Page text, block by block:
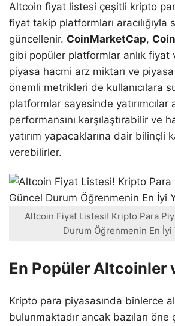
Altcoin fiyat listesi çeşitli kripto
fiyat takip platformları aracılığıyla
güncellenir. CoinMarketCap,
gibi popüler platformlar anlık fiyat
piyasa hacmi arz miktarı ve
önemli metrikleri de kullanıcılara
platformlar sayesinde yatırımcılar
performansını karşılaştırabilir ve
yatırım yapacaklarına dair bilinçli
verebilirler.
Altcoin Fiyat Listesi! Kripto Para
Durum Öğrenmenin En İyi
En Popüler Altcoinler
Kripto para piyasasında binlerce
bulunmaktadır ancak bazıları öne